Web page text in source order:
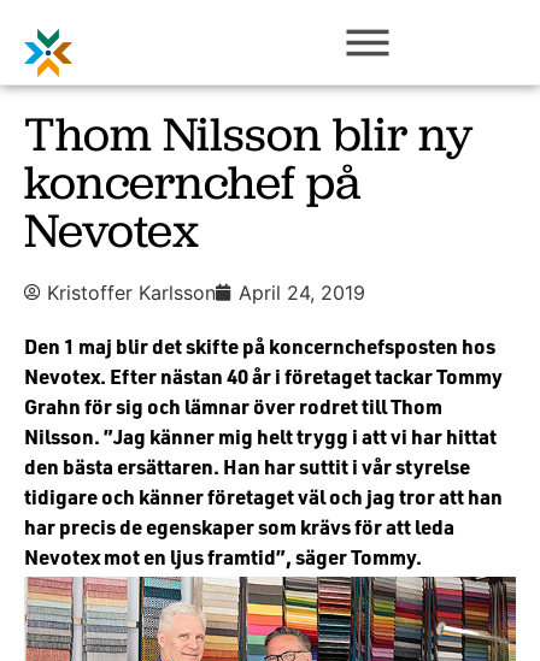
Thom Nilsson blir ny
koncernchef på
Nevotex
Kristoffer Karlsson April 24, 2019
Den 1 maj blir det skifte på koncernchefsposten hos
Nevotex. Efter nästan 40 år i företaget tackar Tommy
Grahn för sig och lämnar över rodret till Thom
Nilsson. ”Jag känner mig helt trygg i att vi har hittat
den bästa ersättaren. Han har suttit i vår styrelse
tidigare och känner företaget väl och jag tror att han
har precis de egenskaper som krävs för att leda
Nevotex mot en ljus framtid”, säger Tommy.